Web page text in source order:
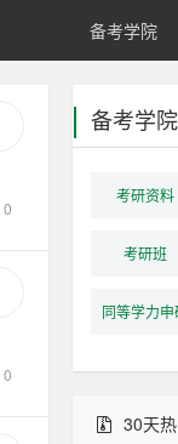
备考学院
0
0
备考学院
考研资料
考研班
同等学力申
30天